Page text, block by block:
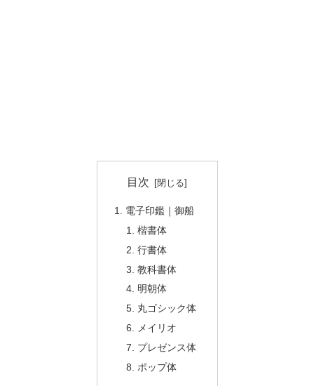
目次
電子印鑑｜御船
楷書体
行書体
教科書体
明朝体
丸ゴシック体
メイリオ
プレゼンス体
ポップ体